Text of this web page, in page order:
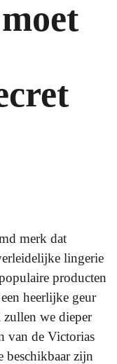
merk dat
lingerie
producten
heerlijke geur
we dieper
van de Victorias
beschikbaar zijn